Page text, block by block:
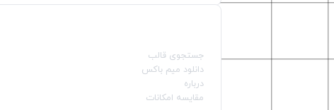
جستجوی قالب
دانلود میم باکس
درباره
مقایسه امکانات